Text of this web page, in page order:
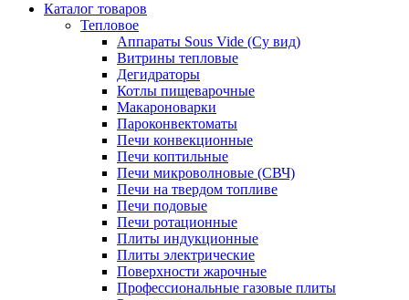
Каталог товаров
Тепловое
Аппараты Sous Vide (Су вид)
Витрины тепловые
Дегидраторы
Котлы пищеварочные
Макароноварки
Пароконвектоматы
Печи конвекционные
Печи коптильные
Печи микроволновые (СВЧ)
Печи на твердом топливе
Печи подовые
Печи ротационные
Плиты индукционные
Плиты электрические
Поверхности жарочные
Профессиональные газовые плиты